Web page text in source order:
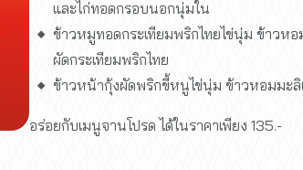
และไก่ทอดกรอบนอกนุ่มใน
ข้าวหมูทอดกระเทียมพริกไทยไข่นุ่ม ข้าวห
ผัดกระเทียมพริกไทย
ข้าวหน้ากุ้งผัดพริกขี้หนูไข่นุ่ม ข้าวหอมมะ
อร่อยกับเมนูจานโปรด ได้ในราคาเพียง 135.-